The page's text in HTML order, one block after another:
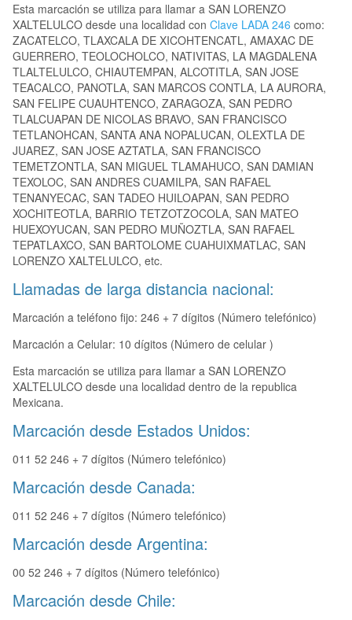
Esta marcación se utiliza para llamar a SAN LORENZO
XALTELULCO desde una localidad con Clave LADA 246 como:
ZACATELCO, TLAXCALA DE XICOHTENCATL, AMAXAC DE
GUERRERO, TEOLOCHOLCO, NATIVITAS, LA MAGDALENA
TLALTELULCO, CHIAUTEMPAN, ALCOTITLA, SAN JOSE
TEACALCO, PANOTLA, SAN MARCOS CONTLA, LA AURORA,
SAN FELIPE CUAUHTENCO, ZARAGOZA, SAN PEDRO
TLALCUAPAN DE NICOLAS BRAVO, SAN FRANCISCO
TETLANOHCAN, SANTA ANA NOPALUCAN, OLEXTLA DE
JUAREZ, SAN JOSE AZTATLA, SAN FRANCISCO
TEMETZONTLA, SAN MIGUEL TLAMAHUCO, SAN DAMIAN
TEXOLOC, SAN ANDRES CUAMILPA, SAN RAFAEL
TENANYECAC, SAN TADEO HUILOAPAN, SAN PEDRO
XOCHITEOTLA, BARRIO TETZOTZOCOLA, SAN MATEO
HUEXOYUCAN, SAN PEDRO MUÑOZTLA, SAN RAFAEL
TEPATLAXCO, SAN BARTOLOME CUAHUIXMATLAC, SAN
LORENZO XALTELULCO, etc.
Llamadas de larga distancia nacional:
Marcación a teléfono fijo: 246 + 7 dígitos (Número telefónico)
Marcación a Celular: 10 dígitos (Número de celular )
Esta marcación se utiliza para llamar a SAN LORENZO
XALTELULCO desde una localidad dentro de la republica
Mexicana.
Marcación desde Estados Unidos:
011 52 246 + 7 dígitos (Número telefónico)
Marcación desde Canada:
011 52 246 + 7 dígitos (Número telefónico)
Marcación desde Argentina:
00 52 246 + 7 dígitos (Número telefónico)
Marcación desde Chile: